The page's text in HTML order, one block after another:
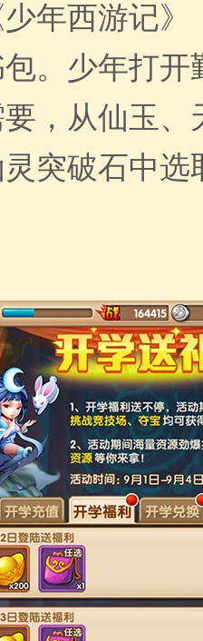
年西游记》
。少年打开
，从仙玉、
突破石中选